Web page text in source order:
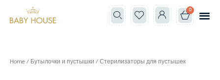
0
Home / Бутылочки и пустышки / Стерилизаторы для пустышек